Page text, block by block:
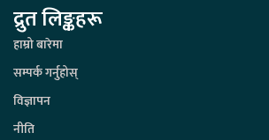
द्रुत लिङ्कहरू
हाम्रो बारेमा
सम्पर्क गर्नुहोस्
विज्ञापन
नीति